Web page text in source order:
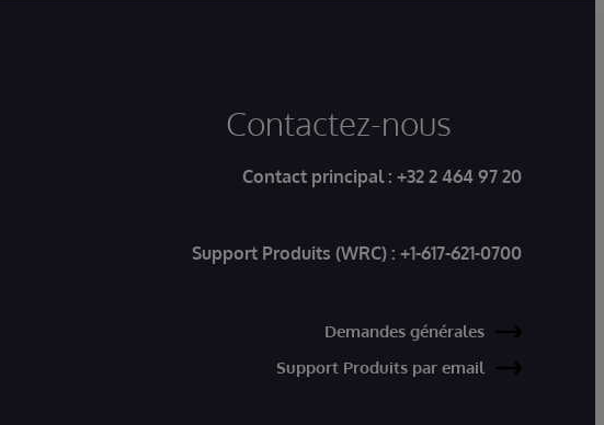
Contactez-nous
Contact principal : +32 2 464 97 20
Support Produits (WRC) : +1-617-621-0700
Demandes générales
Support Produits par email